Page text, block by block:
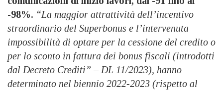
-98%. “La maggior attrattività dell’incentivo
straordinario del Superbonus e l’intervenuta
impossibilità di optare per la cessione del credito o
per lo sconto in fattura dei bonus fiscali (introdotti
dal Decreto Crediti” – DL 11/2023), hanno
determinato nel biennio 2022-2023 (rispetto al